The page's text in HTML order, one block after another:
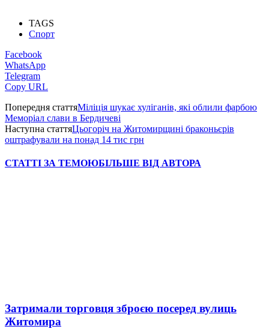
TAGS
Спорт
Facebook
WhatsApp
Telegram
Copy URL
Попередня статтяМіліція шукає хуліганів, які облили фарбою
Меморіал слави в Бердичеві
Наступна статтяЦьогоріч на Житомирщині браконьєрів
оштрафували на понад 14 тис грн
СТАТТІ ЗА ТЕМОЮБІЛЬШЕ ВІД АВТОРА
Затримали торговця зброєю посеред вулиць
Житомира